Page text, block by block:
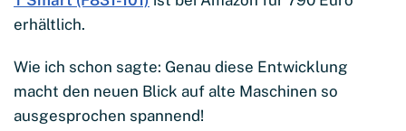
erhältlich.
Wie ich schon sagte: Genau diese Entwicklung
macht den neuen Blick auf alte Maschinen so
ausgesprochen spannend!